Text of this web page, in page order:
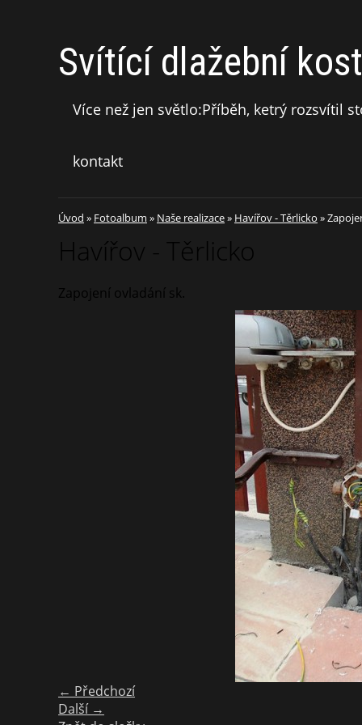
Svítící dlažební
Více než jen světlo:Příběh, ketrý rozsvítil
kontakt
Úvod » Fotoalbum » Naše realizace» Havířov - Těrlicko »
Havířov - Těrlicko
Zapojení ovladání sk.
← Předchozí
Další →